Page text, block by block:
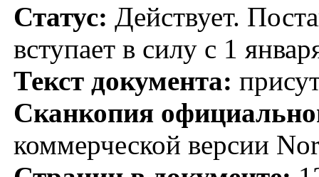
Статус: Действует.
вступает в силу с 1
Текст документа:
Сканкопия
коммерческой версии